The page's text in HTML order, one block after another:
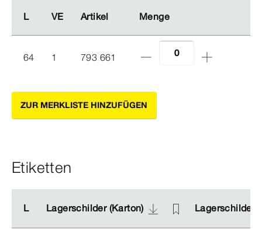
L VE Artikel Menge
L VE Artikel Menge
64 1 793 661
ZUR MERKLISTE HINZUFÜGEN
Etiketten
L Lagerschilder (Karton) Lagerschilder
L Lagerschilder (Karton) Lagerschilder